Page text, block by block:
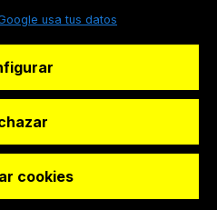
reserva
S.L
usa tus datos
cookies